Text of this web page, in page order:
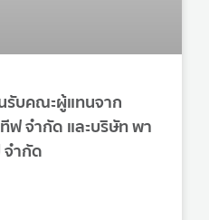
รับคณะผู้แทนจาก
ฟ จำกัด และบริษัท พา
จำกัด